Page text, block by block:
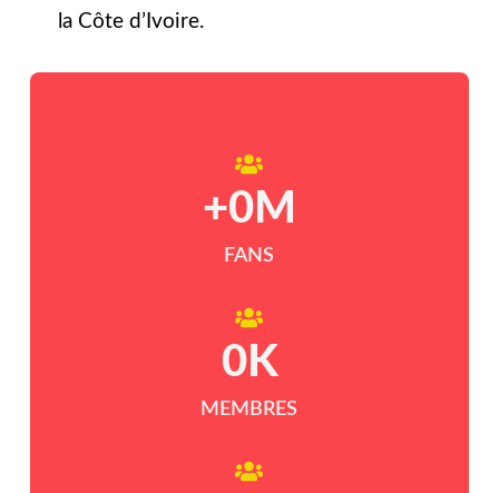
la Côte d’Ivoire.
FANS
+0 M
MEMBRES
0K